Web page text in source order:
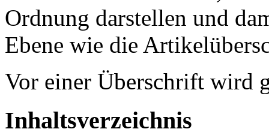
Ordnung darstellen und
Ebene wie die
Vor einer Überschrift wird
Inhaltsverzeichnis